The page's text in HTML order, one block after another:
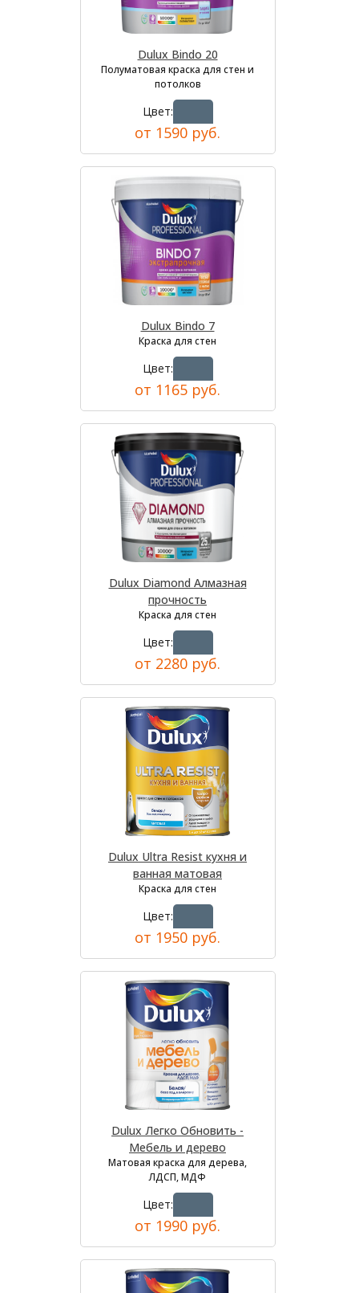
Dulux Bindo 20
Полуматовая краска для стен и
потолков
Цвет:
от 1590 руб.
Dulux Bindo 7
Краска для стен
Цвет:
от 1165 руб.
Dulux Diamond Алмазная
прочность
Краска для стен
Цвет:
от 2280 руб.
Dulux Ultra Resist кухня и
ванная матовая
Краска для стен
Цвет:
от 1950 руб.
Dulux Легко Обновить -
Мебель и дерево
Матовая краска для дерева,
ЛДСП, МДФ
Цвет:
от 1990 руб.